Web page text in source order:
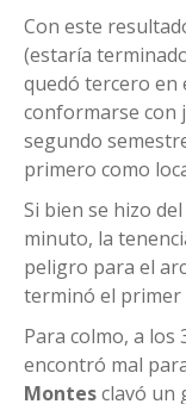
Con este
(estaría
quedó tercero en
conformarse con
segundo
primero como
Si bien se hizo
minuto, la
peligro para el
terminó el primer
Para colmo, a los
encontró mal
Montesclavó un